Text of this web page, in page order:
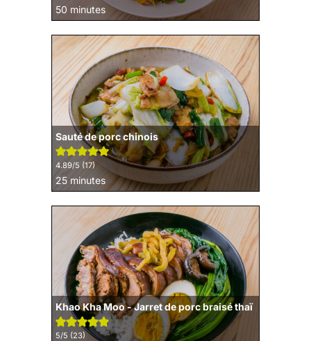
50 minutes
minutes
Sauté de porc chinois
4.89/5 (17)
25minutes
minutes
Khao Kha Moo - Jarret de porc braisé thaï
5/5 (23)